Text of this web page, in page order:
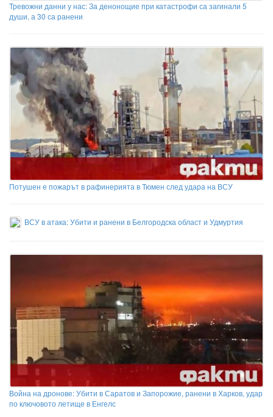
Тревожни данни у нас: За денонощие при катастрофи са загинали 5
души, а 30 са ранени
Потушен е пожарът в рафинерията в Тюмен след удара на ВСУ
ВСУ в атака: Убити и ранени в Белгородска област и Удмуртия
Война на дронове: Убити в Саратов и Запорожие, ранени в Харков, удар
по ключовото летище в Енгелс